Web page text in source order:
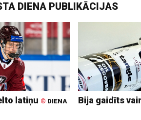
DIENA PUBLIKĀCIJAS
latiņu © DIENA Bija gaidīts